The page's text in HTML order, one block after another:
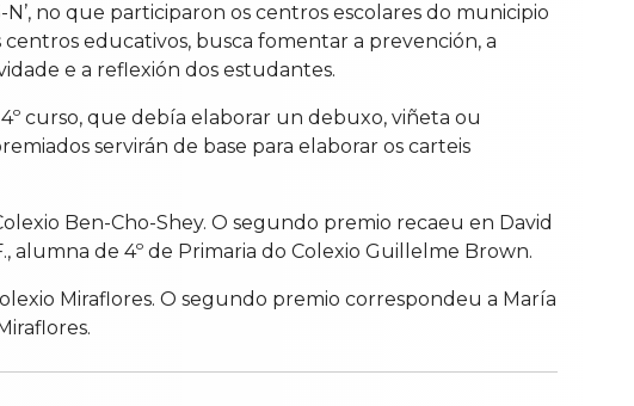
no que participaron os centros escolares do municipio
centros educativos, busca fomentar a prevención, a
e a reflexión dos estudantes.
4º curso, que debía elaborar un debuxo, viñeta ou
servirán de base para elaborar os carteis
Ben-Cho-Shey. O segundo premio recaeu en David
alumna de 4º de Primaria do Colexio Guillelme Brown.
Miraflores. O segundo premio correspondeu a María